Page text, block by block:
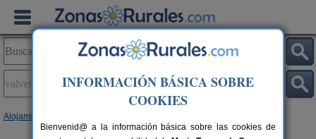
Alojamientos
INFORMACIÓN BÁSICA SOBRE
COOKIES
Bienvenid@ a la información básica sobre las cookies de